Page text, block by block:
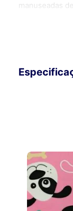
manuseadas
método de